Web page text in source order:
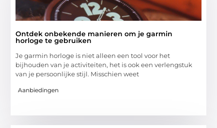
Ontdek onbekende manieren om je garmin
horloge te gebruiken
Je garmin horloge is niet alleen een tool voor het
bijhouden van je activiteiten, het is ook een verlengstuk
van je persoonlijke stijl. Misschien weet
Aanbiedingen